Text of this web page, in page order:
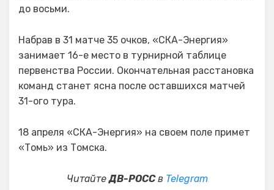
до восьми.
Набрав в 31 матче 35 очков, «СКА-Энергия»
занимает 16-е место в турнирной таблице
первенства России. Окончательная расстановка
команд станет ясна после оставшихся матчей
31-ого тура.
18 апреля «СКА-Энергия» на своем поле примет
«Томь» из Томска.
ЧитайтеДВ-РОССв Telegram